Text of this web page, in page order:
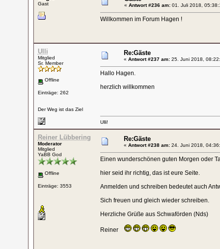
Gast « Antwort #236 am:01. Juli 2018,
Willkommen im Forum Hagen !
Ulli
Mitglied
Sr. Member
Offline
Einträge: 262
Der Weg ist das Ziel
Re:Gäste
« Antwort #237 am:25. Juni 2018,
Hallo Hagen.
herzlich willkommen
Ulli!
Reiner Lübbering
Moderator
Mitglied
YaBB God
Offline
Einträge: 3553
Re:Gäste
« Antwort #238 am:24. Juni 2018,
Einen wunderschönen guten Morgen oder
hier seid ihr richtig, das ist eure Seite.
Anmelden und schreiben bedeutet auch
Sich freuen und gleich wieder schreiben.
Herzliche Grüße aus Schwaförden (Nds)
Reiner